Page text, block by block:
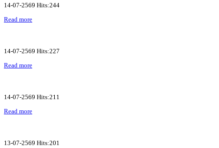
14-07-2569 Hits:244
Read more
14-07-2569 Hits:227
Read more
14-07-2569 Hits:211
Read more
13-07-2569 Hits:201